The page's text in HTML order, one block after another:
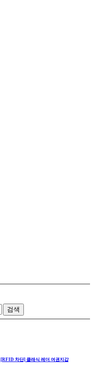
검색
[RFID 차단] 클래식 레더 여권지갑